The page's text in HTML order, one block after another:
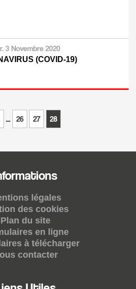
3 Novembre 2020
(COVID-19)
... 26 27 28
légales
des cookies
Plan du site
en ligne
à télécharger
contacter